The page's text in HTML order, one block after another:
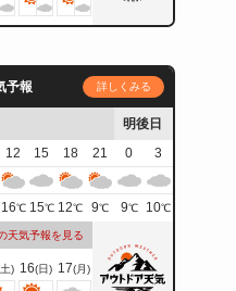
予報 詳しくみる
明後日
12 15 18 21 0
3
16℃ 15℃ 12℃ 9℃ 9℃ 10℃
天気予報を見る
) 16(日) 17(月)